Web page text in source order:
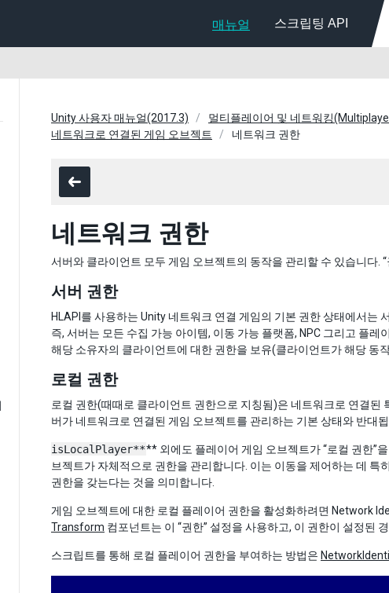
매뉴얼 스크립팅 API
Unity 사용자 매뉴얼(2017.3) 멀티플레이어 및 네트워킹
네트워크로 연결된 게임 오브젝트
네트워크 권한
네트워크 권한
서버와 클라이언트 모두 게임 오브젝트의 동작을 관리할 수 있습니다.
서버 권한
HLAPI를 사용하는 Unity 네트워크 연결 게임의 기본 권한 상태에서는
즉, 서버는 모든 수집 가능 아이템, 이동 가능 플랫폼, NPC 그리고 플
해당 소유자의 클라이언트에 대한 권한을 보유(클라이언트가 해당 동
로컬 권한
로컬 권한(때때로 클라이언트 권한으로 지칭됨)은 네트워크로 연결
버가 네트워크로 연결된 게임 오브젝트를 관리하는 기본 상태와 반대됩
isLocalPlayer**** 외에도 플레이어 게임 오브젝트가 “로컬 권한”
브젝트가 자체적으로 권한을 관리합니다. 이는 이동을 제어하는 데
권한을 갖는다는 것을 의미합니다.
게임 오브젝트에 대한 로컬 플레이어 권한을 활성화하려면 Network
Transform 컴포넌트는 이 “권한” 설정을 사용하고, 이 권한이 설정된
스크립트를 통해 로컬 플레이어 권한을 부여하는 방법은